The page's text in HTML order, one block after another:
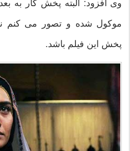
وی افزود: البته پخش کار به
موکول شده و تصور می کنم
پخش این فیلم باشد.